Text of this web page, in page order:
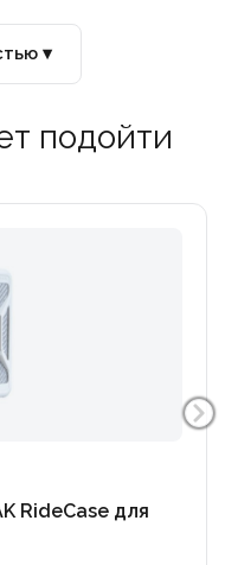
▾
подойти
RideCase для